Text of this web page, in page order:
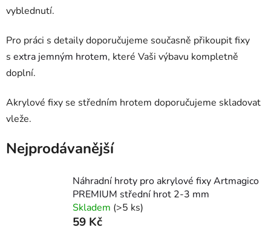
vyblednutí.
Pro práci s detaily doporučujeme současně přikoupit fixy
s extra jemným hrotem, které Vaši výbavu kompletně
doplní.
Akrylové fixy se středním hrotem doporučujeme skladovat
vleže.
Nejprodávanější
Náhradní hroty pro akrylové fixy Artmagico
PREMIUM střední hrot 2-3 mm
Skladem (>5 ks)
59 Kč